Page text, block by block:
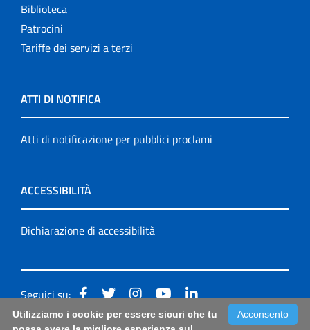
Biblioteca
Patrocini
Tariffe dei servizi a terzi
ATTI DI NOTIFICA
Atti di notificazione per pubblici proclami
ACCESSIBILITÀ
Dichiarazione di accessibilità
Seguici su:
Acconsento
Utilizziamo i cookie per essere sicuri che tu